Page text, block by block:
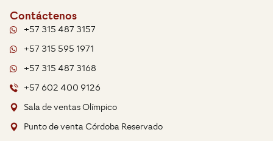
Contáctenos
+57 315 487 3157
+57 315 595 1971
+57 315 487 3168
+57 602 400 9126
Sala de ventas Olímpico
Punto de venta Córdoba Reservado